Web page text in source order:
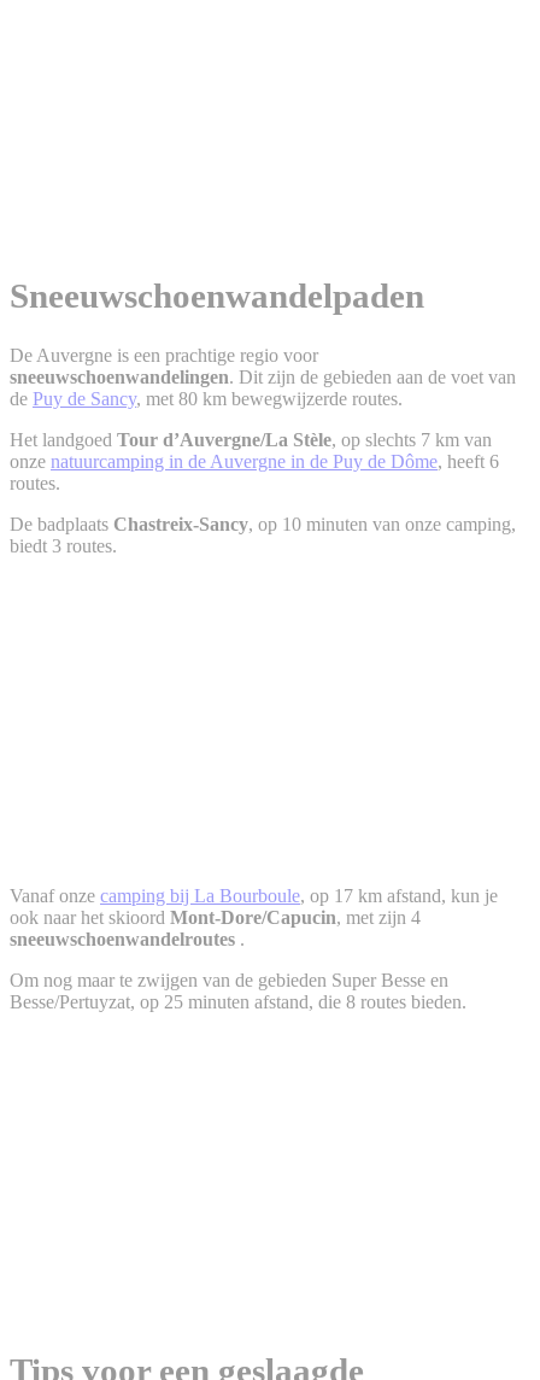
Sneeuwschoenwandelpaden
De Auvergne is een prachtige regio voor
sneeuwschoenwandelingen. Dit zijn de gebieden aan de voet van
de Puy de Sancy, met 80 km bewegwijzerde routes.
Het landgoed Tour d’Auvergne/La Stèle, op slechts 7 km van
onze natuurcamping in de Auvergne in de Puy de Dôme, heeft 6
routes.
De badplaats Chastreix-Sancy, op 10 minuten van onze camping,
biedt 3 routes.
Vanaf onze camping bij La Bourboule, op 17 km afstand, kun je
ook naar het skioord Mont-Dore/Capucin, met zijn 4
sneeuwschoenwandelroutes .
Om nog maar te zwijgen van de gebieden Super Besse en
Besse/Pertuyzat, op 25 minuten afstand, die 8 routes bieden.
Tips voor een geslaagde